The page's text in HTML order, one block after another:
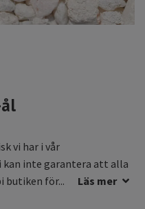
vi har i vår
inte garantera att alla
butiken för...
Läs mer